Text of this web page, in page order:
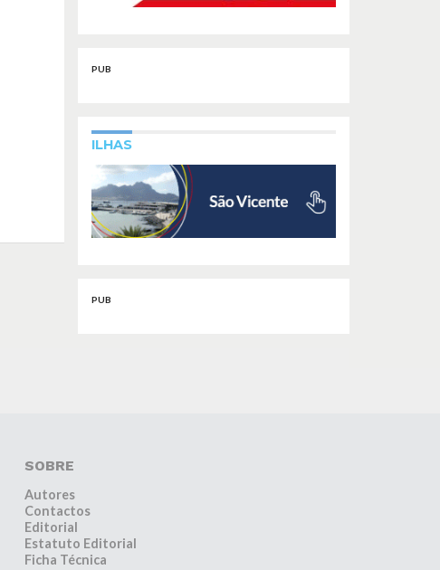
PUB
ILHAS
PUB
SOBRE
Autores
Contactos
Editorial
Estatuto Editorial
Ficha Técnica